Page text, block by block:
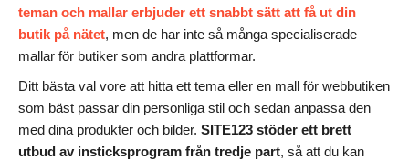
teman och mallar erbjuder ett snabbt sätt att få ut din
butik på nätet, men de har inte så många specialiserade
mallar för butiker som andra plattformar.
Ditt bästa val vore att hitta ett tema eller en mall för webbutiken
som bäst passar din personliga stil och sedan anpassa den
med dina produkter och bilder. SITE123 stöder ett brett
utbud av insticksprogram från tredje part, så att du kan